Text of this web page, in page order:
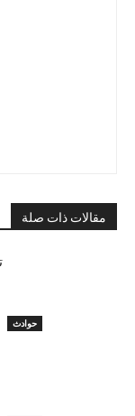
مقالات ذات صلة
حوادث